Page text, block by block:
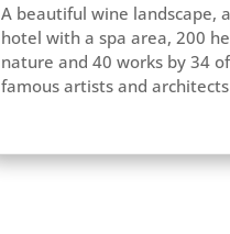
A beau­ti­ful wine land­scape,
hotel with a spa area, 200
nature and 40 works by 34
famous artists and